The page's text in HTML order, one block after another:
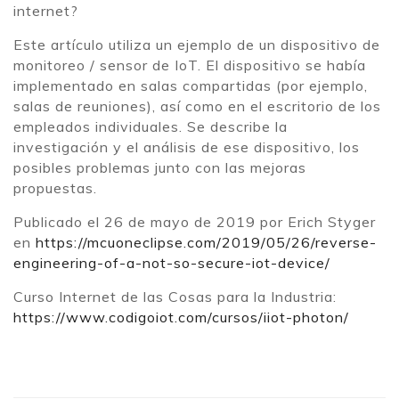
internet?
Este artículo utiliza un ejemplo de un dispositivo de
monitoreo / sensor de IoT. El dispositivo se había
implementado en salas compartidas (por ejemplo,
salas de reuniones), así como en el escritorio de los
empleados individuales. Se describe la
investigación y el análisis de ese dispositivo, los
posibles problemas junto con las mejoras
propuestas.
Publicado el 26 de mayo de 2019 por Erich Styger
en https://mcuoneclipse.com/2019/05/26/reverse-
engineering-of-a-not-so-secure-iot-device/
Curso Internet de las Cosas para la Industria:
https://www.codigoiot.com/cursos/iiot-photon/